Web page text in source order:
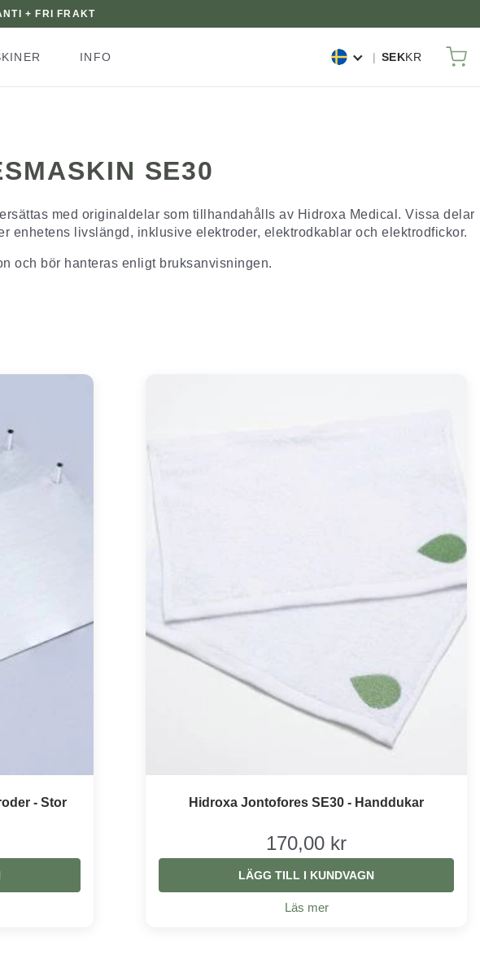
+ FRI FRAKT
INFO SEKKR
SE30
med originaldelar som tillhandahålls av Hidroxa Medical. Vissa delar
enhetens livslängd, inklusive elektroder, elektrodkablar och elektrodfickor.
och bör hanteras enligt bruksanvisningen.
- Stor Hidroxa Jontofores SE30 - Handdukar
170,00 kr
LÄGG TILL I KUNDVAGN
Läs mer